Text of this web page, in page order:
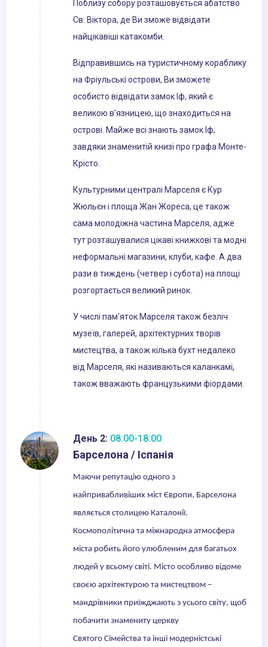
Поблизу собору розташовується абатство
Св. Віктора, де Ви зможе відвідати
найцікавіші катакомби.
Відправившись на туристичному кораблику
на Фріульські острови, Ви зможете
особисто відвідати замок Іф, який є
великою в'язницею, що знаходиться на
острові. Майже всі знають замок Іф,
завдяки знаменитій книзі про графа Монте-
Крісто.
Культурними централі Марселя є Кур
Жюльєн і площа Жан Жореса, це також
сама молодіжна частина Марселя, адже
тут розташувалися цікаві книжкові та модні
неформальні магазини, клуби, кафе. А два
рази в тиждень (четвер і субота) на площі
розгортається великий ринок.
У числі пам'яток Марселя також безліч
музеїв, галерей, архітектурних творів
мистецтва, а також кілька бухт недалеко
від Марселя, які називаються каланкамі,
також вважають французькими фіордами.
День 2: 08:00-18:00
Барселона / Іспанія
Маючи репутацію одного з
найпривабливіших міст Європи, Барселона
являється столицею Каталонії.
Космополітична та міжнародна атмосфера
міста робить його улюбленим для багатьох
людей у всьому світі. Місто особливо відоме
своєю архітектурою та мистецтвом –
мандрівники приїжджають з усього світу, щоб
побачити знамениту церкву
Святого Сімейства та інші модерністські